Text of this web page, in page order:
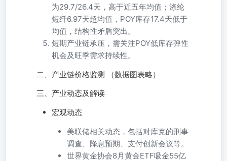
为29.7/26.4天，高于近五年均值；涤纶
短纤6.97天超均值，POY库存17.4天低于
均值，结构性矛盾突出。
短期产业链承压，需关注POY低库存弹性
机会及旺季需求持续性。
二、产业链价格监测 （数据图表略）
三、产业动态及解读
宏观动态
美联储相关动态，包括对库克的刑事
调查、降息预期、支付创新会议等。
世界黄金协会8月黄金ETF吸金55亿